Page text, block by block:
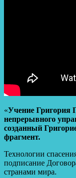
«Учение Григория
непрерывного
созданный
фрагмент.
Технологии
подписание
странами мира.